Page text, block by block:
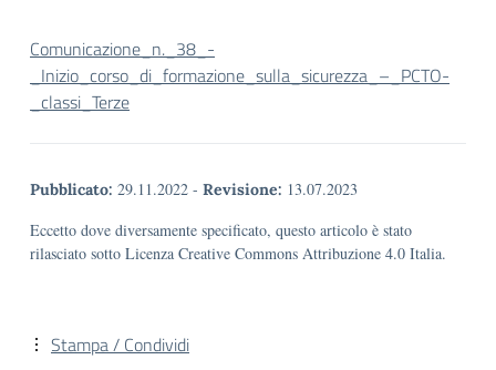
Comunicazione_n._38_-
_Inizio_corso_di_formazione_sulla_sicurezza_–_PCTO-
_classi_Terze
Pubblicato: 29.11.2022 - Revisione: 13.07.2023
Eccetto dove diversamente specificato, questo articolo è stato
rilasciato sotto Licenza Creative Commons Attribuzione 4.0 Italia.
Stampa / Condividi